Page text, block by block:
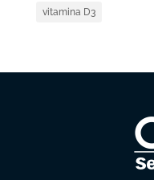
vitamina D3